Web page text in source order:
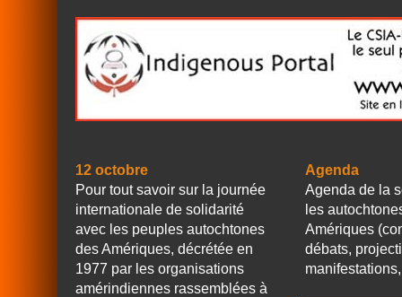
12 octobre
Pour tout savoir sur la journée
internationale de solidarité
avec les peuples autochtones
des Amériques, décrétée en
1977 par les organisations
amérindiennes rassemblées à
Agenda
Agenda de la
les
Amériques
débats,